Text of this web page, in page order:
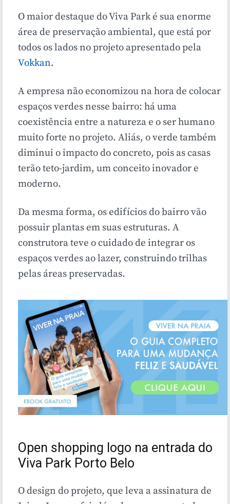
O maior destaque do Viva Park é sua enorme
área de preservação ambiental, que está por
todos os lados no projeto apresentado pela
Vokkan.
A empresa não economizou na hora de colocar
espaços verdes nesse bairro: há uma
coexistência entre a natureza e o ser humano
muito forte no projeto. Aliás, o verde também
diminui o impacto do concreto, pois as casas
terão teto-jardim, um conceito inovador e
moderno.
Da mesma forma, os edifícios do bairro vão
possuir plantas em suas estruturas. A
construtora teve o cuidado de integrar os
espaços verdes ao lazer, construindo trilhas
pelas áreas preservadas.
Open shopping logo na entrada do
Viva Park Porto Belo
O design do projeto, que leva a assinatura de